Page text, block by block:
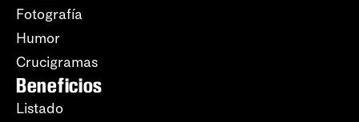
Fotografía
Humor
Crucigramas
Beneficios
Listado